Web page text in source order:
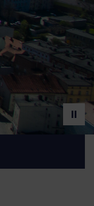
Dworcu